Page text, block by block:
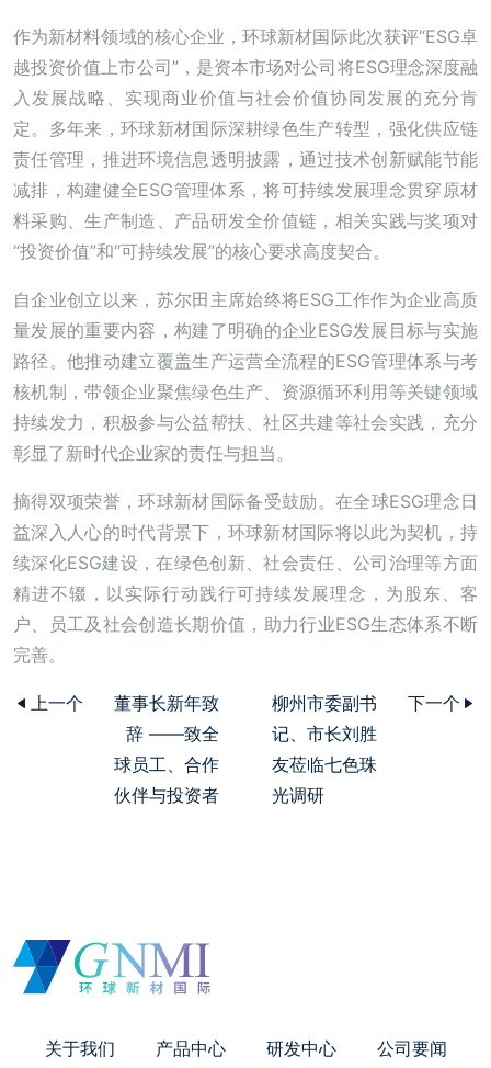
作为新材料领域的核心企业，环球新材国际此次获评“ESG卓
越投资价值上市公司”，是资本市场对公司将ESG理念深度融
入发展战略、实现商业价值与社会价值协同发展的充分肯
定。多年来，环球新材国际深耕绿色生产转型，强化供应链
责任管理，推进环境信息透明披露，通过技术创新赋能节能
减排，构建健全ESG管理体系，将可持续发展理念贯穿原材
料采购、生产制造、产品研发全价值链，相关实践与奖项对
“投资价值”和“可持续发展”的核心要求高度契合。
自企业创立以来，苏尔田主席始终将ESG工作作为企业高质
量发展的重要内容，构建了明确的企业ESG发展目标与实施
路径。他推动建立覆盖生产运营全流程的ESG管理体系与考
核机制，带领企业聚焦绿色生产、资源循环利用等关键领域
持续发力，积极参与公益帮扶、社区共建等社会实践，充分
彰显了新时代企业家的责任与担当。
摘得双项荣誉，环球新材国际备受鼓励。在全球ESG理念日
益深入人心的时代背景下，环球新材国际将以此为契机，持
续深化ESG建设，在绿色创新、社会责任、公司治理等方面
精进不辍，以实际行动践行可持续发展理念，为股东、客
户、员工及社会创造长期价值，助力行业ESG生态体系不断
完善。
上一个
董事长新年致
辞 ——致全
球员工、合作
伙伴与投资者
柳州市委副书
记、市长刘胜
友莅临七色珠
光调研
下一个
关于我们 产品中心 研发中心 公司要闻